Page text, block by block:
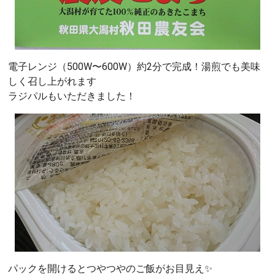
電子レンジ（500W〜600W）約2分で完成！湯煎でも美味
しく召し上がれます
ラジパルもいただきました！
パックを開けるとつやつやのご飯がお目見え✨